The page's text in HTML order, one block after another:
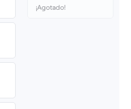
¡Agotado!